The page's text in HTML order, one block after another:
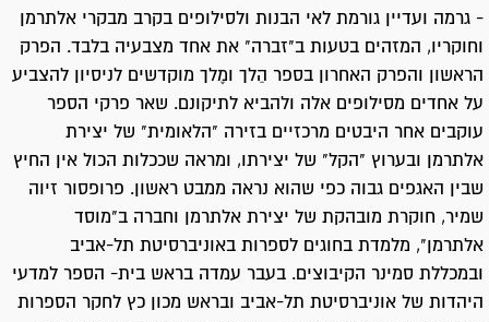
- גרמה ועדיין גורמת לאי הבנות ולסילופים בקרב מבקרי אלתרמן
וחוקריו, המזהים בטעות ב"זברה" את אחד מצבעיה בלבד. הפרק
הראשון והפרק האחרון בספר הֵלך ומֶלך מוקדשים לניסיון להצביע
על אחדים מסילופים אלה ולהביא לתיקונם. שאר פרקי הספר
עוקבים אחר היבטים מרכזיים בזירה "הלאומית" של יצירת
אלתרמן ובערוץ "הקל" של יצירתו, ומראה שככלות הכול אין החיץ
שבין האגפים גבוה כפי שהוא נראה ממבט ראשון. פרופסור זיוה
שמיר, חוקרת מובהקת של יצירת אלתרמן וחברה ב"מוסד
אלתרמן", מלמדת בחוגים לספרות באוניברסיטת תל-אביב
ובמכללת סמינר הקיבוצים. בעבר עמדה בראש בית- הספר למדעי
היהדות של אוניברסיטת תל-אביב ובראש מכון כץ לחקר הספרות